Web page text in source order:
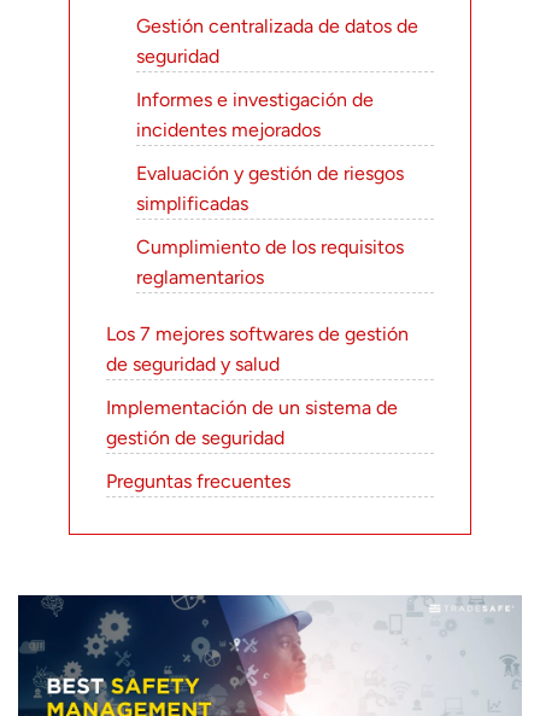
Gestión centralizada de datos de
seguridad
Informes e investigación de
incidentes mejorados
Evaluación y gestión de riesgos
simplificadas
Cumplimiento de los requisitos
reglamentarios
Los 7 mejores softwares de gestión
de seguridad y salud
Implementación de un sistema de
gestión de seguridad
Preguntas frecuentes